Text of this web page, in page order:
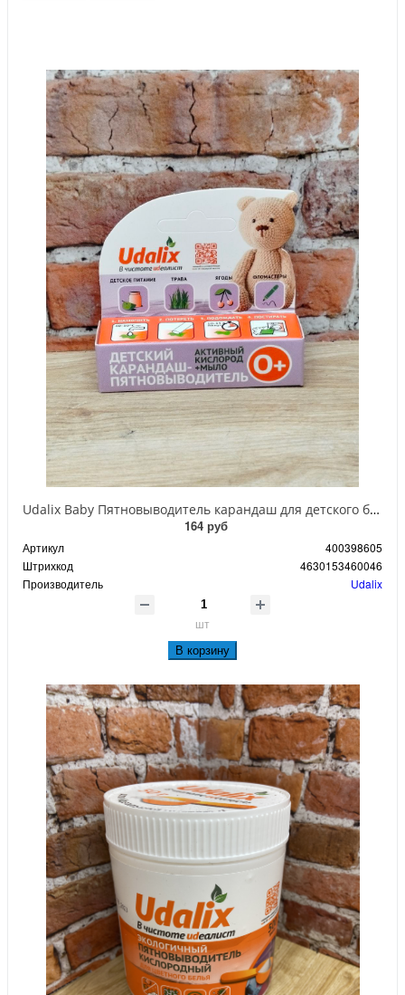
Udalix Baby Пятновыводитель карандаш для детского белья 35 гр
164 руб
Артикул
400398605
Штрихкод
4630153460046
Производитель
Udalix
шт
В корзину